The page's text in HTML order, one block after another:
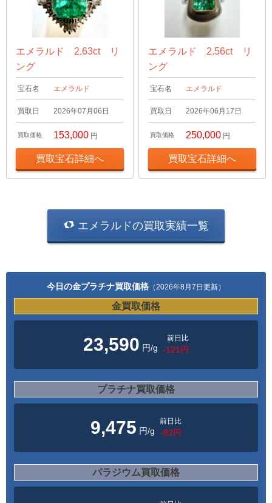
エメラルド 2.63ct リ
ング
宝石名 エメラルド
買取日 2026年07月06日
買取価格 153,000 円
買取宝石詳細へ
エメラルド 2.56ct リ
ング
宝石名 エメラルド
買取日 2026年06月17日
買取価格 250,000 円
買取宝石詳細へ
エメラルドの買取実績一覧
今日の金プラチナ買取価格 （2026年8月7日更新）
金買取価格
23,590 円/g
前日比
-121円
プラチナ買取価格
9,475 円/g
前日比
-82円
パラジウム買取価格